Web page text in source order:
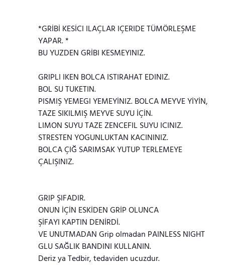
*GRİBİ KESİCI ILAÇLAR IÇERIDE TÜMÖRLEŞME
YAPAR. *
BU YUZDEN GRİBI KESMEYINIZ.
GRIPLI IKEN BOLCA ISTIRAHAT EDINIZ.
BOL SU TUKETIN.
PISMIŞ YEMEGI YEMEYİNIZ. BOLCA MEYVE YİYİN,
TAZE SIKILMIŞ MEYVE SUYU İÇİN.
LIMON SUYU TAZE ZENCEFIL SUYU ICINIZ.
STRESTEN YOGUNLUKTAN KACININIZ.
BOLCA ÇIĞ SARIMSAK YUTUP TERLEMEYE
ÇALIŞINIZ.
GRIP ŞIFADIR.
ONUN İÇİN ESKİDEN GRİP OLUNCA
ŞİFAYI KAPTIN DENİRDİ.
VE UNUTMADAN Grip olmadan PAINLESS NIGHT
GLU SAĞLIK BANDINI KULLANIN.
Deriz ya Tedbir, tedaviden ucuzdur.